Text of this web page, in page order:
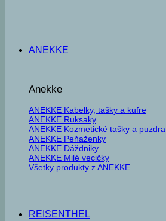
ANEKKE
Anekke
ANEKKE Kabelky, tašky a kufre
ANEKKE Ruksaky
ANEKKE Kozmetické tašky a puzdra
ANEKKE Peňaženky
ANEKKE Dáždniky
ANEKKE Milé vecičky
Všetky produkty z ANEKKE
REISENTHEL